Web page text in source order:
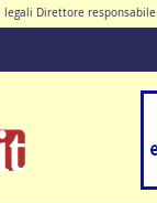
Direttore responsabile